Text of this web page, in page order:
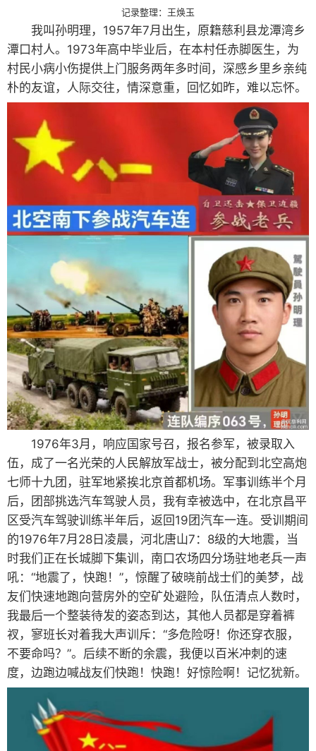
记录整理：王焕玉
我叫孙明理，1957年7月出生，原籍慈利县龙潭湾乡
潭口村人。1973年高中毕业后，在本村任赤脚医生，为
村民小病小伤提供上门服务两年多时间，深感乡里乡亲纯
朴的友谊，人际交往，情深意重，回忆如昨，难以忘怀。
1976年3月，响应国家号召，报名参军，被录取入
伍，成了一名光荣的人民解放军战士，被分配到北空高炮
七师十九团，驻军地紧挨北京首都机场。军事训练半个月
后，团部挑选汽车驾驶人员，我有幸被选中，在北京昌平
区受汽车驾驶训练半年后，返回19团汽车一连。受训期间
的1976年7月28日凌晨，河北唐山7：8级的大地震，当
时我们正在长城脚下集训，南口农场四分场驻地老兵一声
吼：“地震了，快跑！”，惊醒了破晓前战士们的美梦，战
友们快速地跑向营房外的空矿处避险，队伍清点人数时，
我最后一个整装待发的姿态到达，其他人员都是穿着裤
衩，寥班长对着我大声训斥：“多危险呀！你还穿衣服，
不要命吗？”。后续不断的余震，我便以百米冲刺的速
度，边跑边喊战友们快跑！快跑！好惊险啊！记忆犹新。